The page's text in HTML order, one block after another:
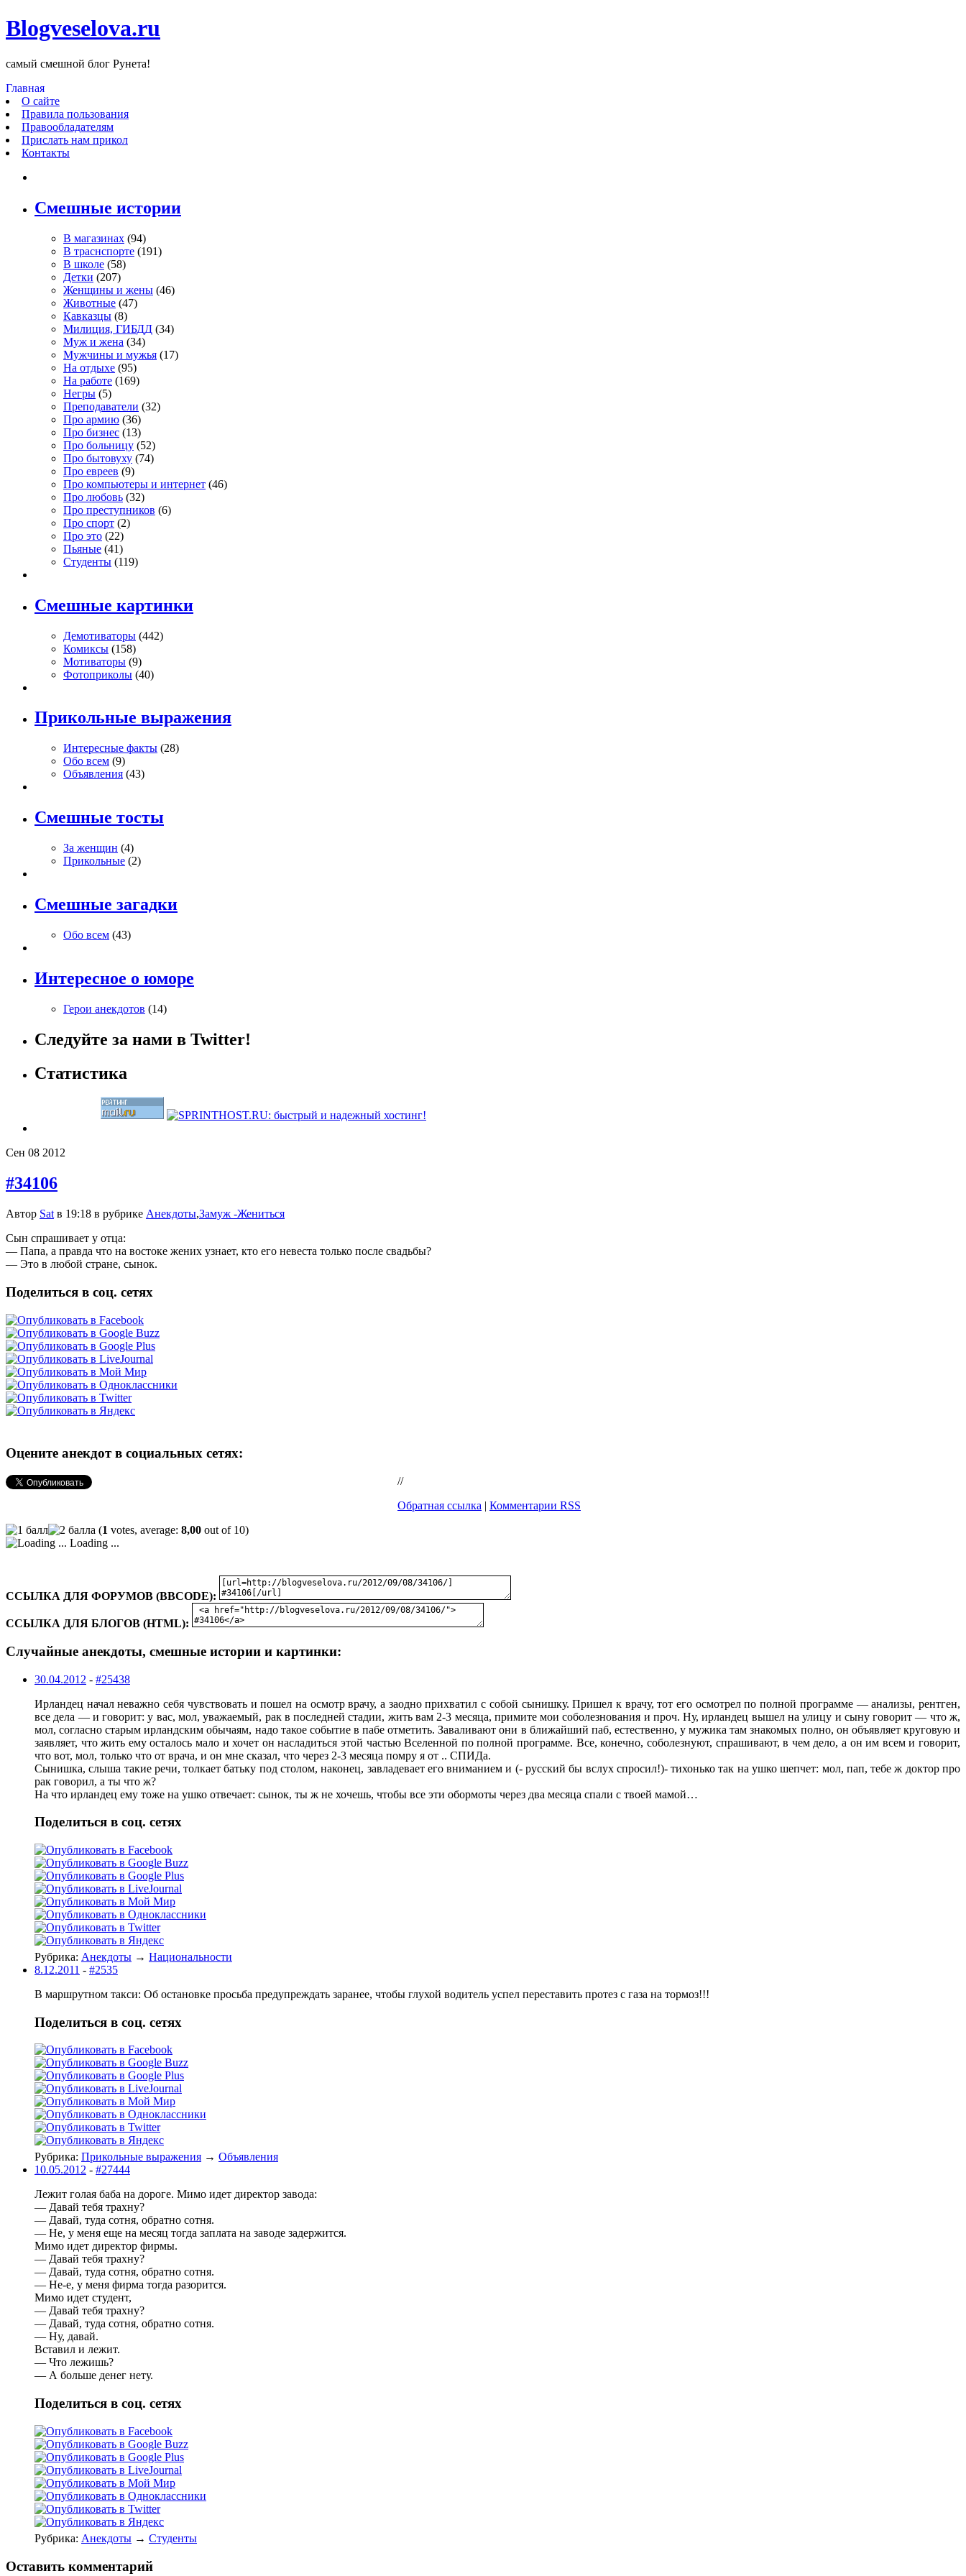
Blogveselova.ru
самый смешной блог Рунета!
Главная
О сайте
Правила пользования
Правообладателям
Прислать нам прикол
Контакты
Смешные истории
В магазинах (94)
В траснспорте (191)
В школе (58)
Детки (207)
Женщины и жены (46)
Животные (47)
Кавказцы (8)
Милиция, ГИБДД (34)
Муж и жена (34)
Мужчины и мужья (17)
На отдыхе (95)
На работе (169)
Негры (5)
Преподаватели (32)
Про армию (36)
Про бизнес (13)
Про больницу (52)
Про бытовуху (74)
Про евреев (9)
Про компьютеры и интернет (46)
Про любовь (32)
Про преступников (6)
Про спорт (2)
Про это (22)
Пьяные (41)
Студенты (119)
Смешные картинки
Демотиваторы (442)
Комиксы (158)
Мотиваторы (9)
Фотоприколы (40)
Прикольные выражения
Интересные факты (28)
Обо всем (9)
Объявления (43)
Смешные тосты
За женщин (4)
Прикольные (2)
Смешные загадки
Обо всем (43)
Интересное о юморе
Герои анекдотов (14)
Следуйте за нами в Twitter!
Статистика
Сен 08 2012
#34106
Автор Sat в 19:18 в рубрике Анекдоты,Замуж -Жениться
Сын спрашивает у отца:
— Папа, а правда что на востоке жених узнает, кто его невеста только после свадьбы?
— Это в любой стране, сынок.
Поделиться в соц. сетях
Оцените анекдот в социальных сетях:
//
Обратная ссылка | Комментарии RSS
(1 votes, average: 8,00 out of 10)
Loading ...
ССЫЛКА ДЛЯ ФОРУМОВ (BBCODE):
ССЫЛКА ДЛЯ БЛОГОВ (HTML):
Случайные анекдоты, смешные истории и картинки:
30.04.2012 - #25438
Ирландец начал неважно себя чувствовать и пошел на осмотр врачу, а заодно прихватил с собой сынишку. Пришел к врачу, тот его осмотрел по полной программе — анализы, рентген,
все дела — и говорит: у вас, мол, уважаемый, рак в последней стадии, жить вам 2-3 месяца, примите мои соболезнования и проч. Ну, ирландец вышел на улицу и сыну говорит — что ж,
мол, согласно старым ирландским обычаям, надо такое событие в пабе отметить. Заваливают они в ближайший паб, естественно, у мужика там знакомых полно, он объявляет круговую и
заявляет, что жить ему осталось мало и хочет он насладиться этой частью Вселенной по полной программе. Все, конечно, соболезнуют, спрашивают, в чем дело, а он им всем и говорит,
что вот, мол, только что от врача, и он мне сказал, что через 2-3 месяца помру я от .. СПИДа.
Сынишка, слыша такие речи, толкает батьку под столом, наконец, завладевает его вниманием и (- русский бы вслух спросил!)- тихонько так на ушко шепчет: мол, пап, тебе ж доктор про
рак говорил, а ты что ж?
На что ирландец ему тоже на ушко отвечает: сынок, ты ж не хочешь, чтобы все эти обормоты через два месяца спали с твоей мамой…
Поделиться в соц. сетях
Рубрика: Анекдоты → Национальности
8.12.2011 - #2535
В маршрутном такси: Об остановке просьба предупреждать заранее, чтобы глухой водитель успел переставить протез с газа на тормоз!!!
Поделиться в соц. сетях
Рубрика: Прикольные выражения → Объявления
10.05.2012 - #27444
Лежит голая баба на дороге. Мимо идет директор завода:
— Давай тебя трахну?
— Давай, туда сотня, обратно сотня.
— Не, у меня еще на месяц тогда заплата на заводе задержится.
Мимо идет директор фирмы.
— Давай тебя трахну?
— Давай, туда сотня, обратно сотня.
— Не-е, у меня фирма тогда разорится.
Мимо идет студент,
— Давай тебя трахну?
— Давай, туда сотня, обратно сотня.
— Ну, давай.
Вставил и лежит.
— Что лежишь?
— А больше денег нету.
Поделиться в соц. сетях
Рубрика: Анекдоты → Студенты
Оставить комментарий